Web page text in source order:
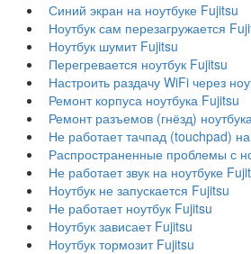
Синий экран на ноутбуке Fujitsu
Ноутбук сам перезагружается
Ноутбук шумит Fujitsu
Перегревается ноутбук Fujitsu
Настроить раздачу WiFi через
Ремонт корпуса ноутбука Fujitsu
Ремонт разъемов (гнёзд)
Не работает тачпад (touchpad)
Распространенные проблемы с
Не работает звук на ноутбуке
Ноутбук не запускается Fujitsu
Не работает ноутбук Fujitsu
Ноутбук зависает Fujitsu
Ноутбук тормозит Fujitsu